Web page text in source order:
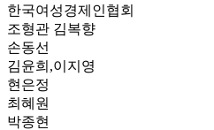
한국여성경제인협회
조형관 김복향
손동선
김윤희,이지영
현은정
최혜원
박종현